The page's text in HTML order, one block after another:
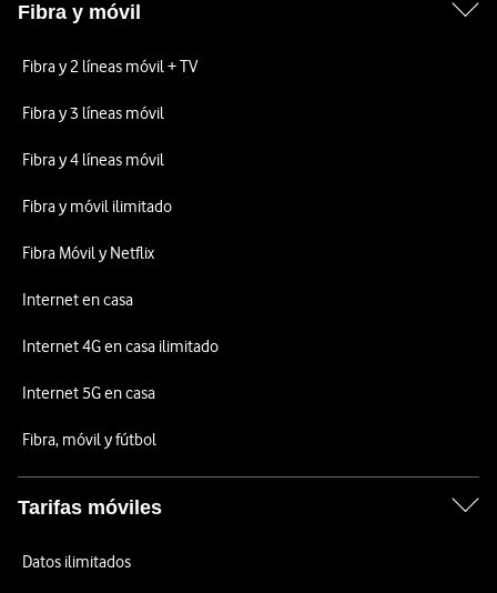
Fibra y móvil
Fibra y 2 líneas móvil + TV
Fibra y 3 líneas móvil
Fibra y 4 líneas móvil
Fibra y móvil ilimitado
Fibra Móvil y Netflix
Internet en casa
Internet 4G en casa ilimitado
Internet 5G en casa
Fibra, móvil y fútbol
Tarifas móviles
Datos ilimitados